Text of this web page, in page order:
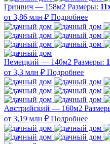
Гринвич — 158м2 Размеры:
от 3,86 млн ₽ Подробнее
Немецкий — 140м2 Размеры:
от 3,3 млн ₽ Подробнее
Австрийский — 160м2
от 3,19 млн ₽ Подробнее